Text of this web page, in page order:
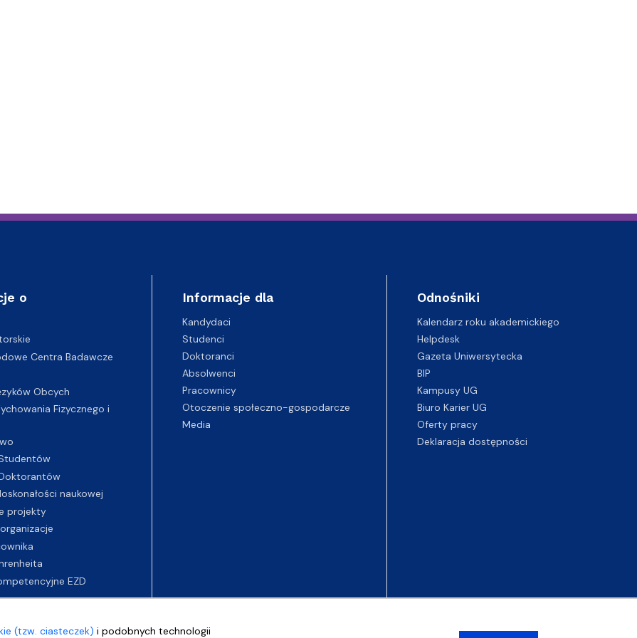
(tzw. ciasteczek) i podobnych technologii
o
Centra Badawcze
Obcych
Fizycznego i
naukowej
projekty
EZD
Informacje dla
Kandydaci
Studenci
Doktoranci
Absolwenci
Pracownicy
Otoczenie społeczno-gospodarcze
Media
Odnośniki
Kalendarz roku akademickiego
Helpdesk
Gazeta Uniwersytecka
BIP
Kampusy UG
Biuro Karier UG
Oferty pracy
Deklaracja dostępności